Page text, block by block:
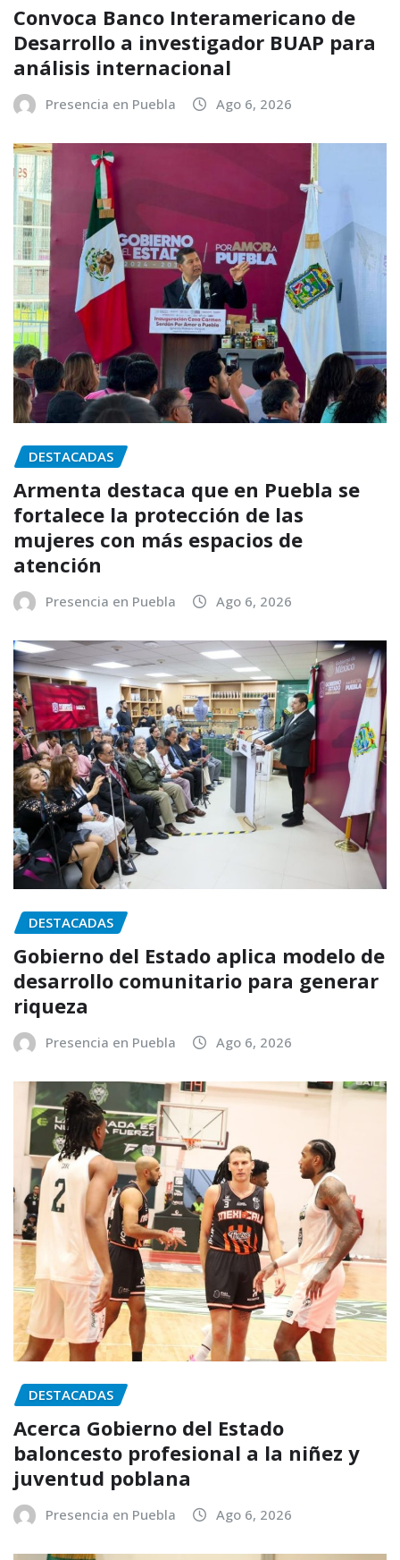
Convoca Banco Interamericano de
Desarrollo a investigador BUAP para
análisis internacional
Presencia en Puebla Ago 6, 2026
DESTACADAS
Armenta destaca que en Puebla se
fortalece la protección de las
mujeres con más espacios de
atención
Presencia en Puebla Ago 6, 2026
DESTACADAS
Gobierno del Estado aplica modelo de
desarrollo comunitario para generar
riqueza
Presencia en Puebla Ago 6, 2026
DESTACADAS
Acerca Gobierno del Estado
baloncesto profesional a la niñez y
juventud poblana
Presencia en Puebla Ago 6, 2026